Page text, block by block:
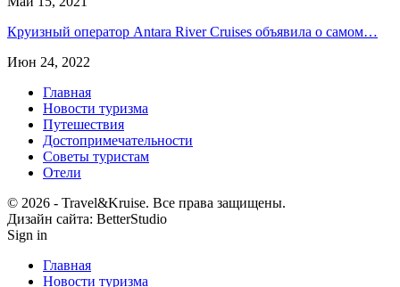
Круизный оператор Antara River Cruises объявила о самом…
Июн 24, 2022
Главная
Новости туризма
Путешествия
Достопримечательности
Советы туристам
Отели
© 2026 - ​​Travel&Kruise. Все права защищены.
Дизайн сайта: BetterStudio
Sign in
Главная
Новости туризма